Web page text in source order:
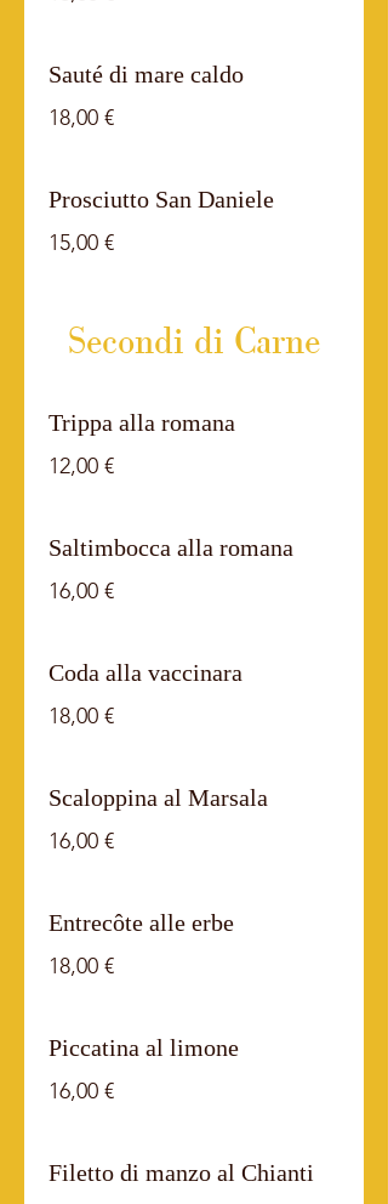
Sauté di mare caldo
18,00 €
Prosciutto San Daniele
15,00 €
Secondi di Carne
Trippa alla romana
12,00 €
Saltimbocca alla romana
16,00 €
Coda alla vaccinara
18,00 €
Scaloppina al Marsala
16,00 €
Entrecôte alle erbe
18,00 €
Piccatina al limone
16,00 €
Filetto di manzo al Chianti